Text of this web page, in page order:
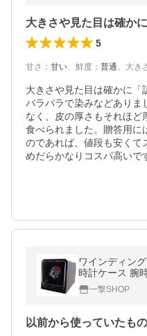
5
甘さ ： 甘い、 鮮度 ： 普通、 大き
大きさや見た目は確かに「
バラバラで染みなどありま
なく、皮の厚さもそれほど
食べられました。贈答用に
のであれば、値段も安くて
めだらかなりコスパ高いで
ワインディン
時計ケース 腕
BW112###
一撃SHOP